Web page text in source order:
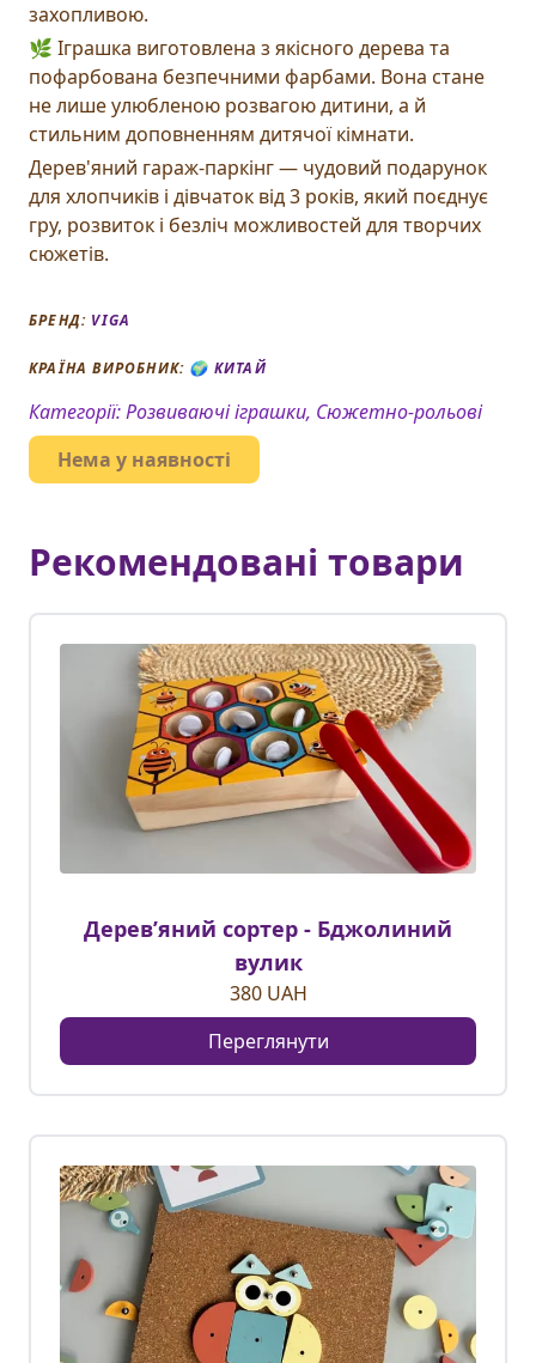
захопливою.
🌿 Іграшка виготовлена з якісного дерева та
пофарбована безпечними фарбами. Вона стане
не лише улюбленою розвагою дитини, а й
стильним доповненням дитячої кімнати.
Дерев'яний гараж-паркінг — чудовий подарунок
для хлопчиків і дівчаток від 3 років, який поєднує
гру, розвиток і безліч можливостей для творчих
сюжетів.
БРЕНД: VIGA
КРАЇНА ВИРОБНИК: 🌍 КИТАЙ
Категорії:Розвиваючі іграшки, Сюжетно-рольові
Нема у наявності
Рекомендовані товари
Деревʼяний сортер - Бджолиний
вулик
380UAH
Переглянути